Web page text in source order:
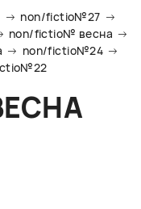
non/fictio№27
non/fictio№ весна
non/fictio№24